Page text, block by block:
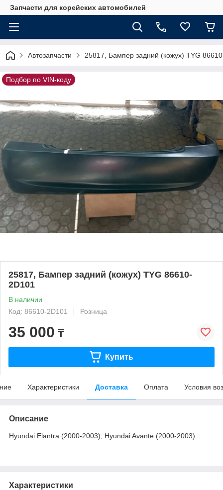
Запчасти для корейских автомобилей
Автозапчасти 25817, Бампер задний (кожух) TYG
Подбор по VIN-коду
25817, Бампер задний (кожух) TYG 86610-
2D101
В наличии
Код: 86610-2D101
Розница
35 000 ₸
Купить
Характеристики Доставка Оплата Условия
Описание
Hyundai Elantra (2000-2003), Hyundai Avante (2000-2003)
Характеристики